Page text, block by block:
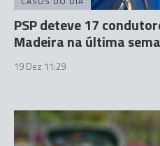
PSP deteve 17
Madeira na última
19 Dez 11:29